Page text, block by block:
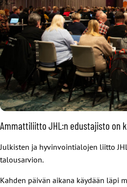
Ammattiliitto JHL:n edustajisto on
Julkisten ja hyvinvointialojen liitto
talousarvion.
Kahden päivän aikana käydään läpi